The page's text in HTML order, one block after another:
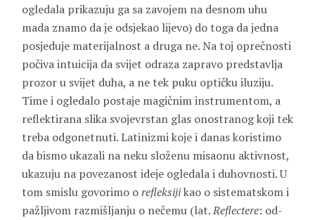
ogledala prikazuju ga sa zavojem na desnom uhu
mada znamo da je odsjekao lijevo) do toga da jedna
posjeduje materijalnost a druga ne. Na toj oprečnosti
počiva intuicija da svijet odraza zapravo predstavlja
prozor u svijet duha, a ne tek puku optičku iluziju.
Time i ogledalo postaje magičnim instrumentom, a
reflektirana slika svojevrstan glas onostranog koji tek
treba odgonetnuti. Latinizmi koje i danas koristimo
da bismo ukazali na neku složenu misaonu aktivnost,
ukazuju na povezanost ideje ogledala i duhovnosti. U
tom smislu govorimo orefleksijikao o sistematskom i
pažljivom razmišljanju o nečemu (lat.Reflectere: od-